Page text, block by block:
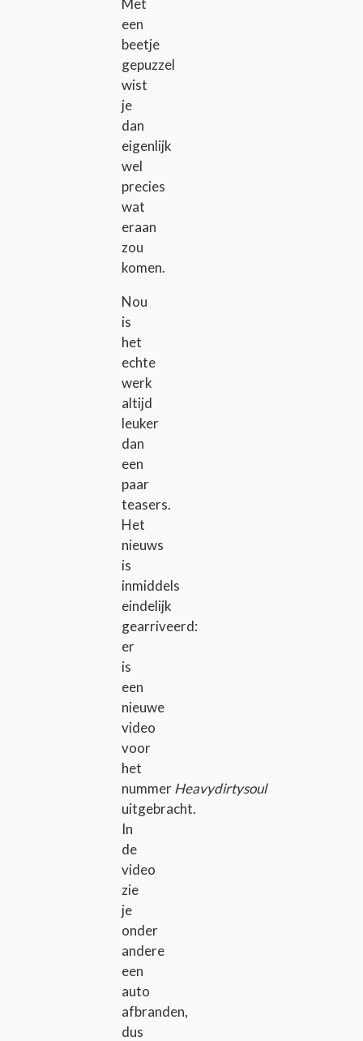
Met
een
beetje
gepuzzel
wist
je
dan
eigenlijk
wel
precies
wat
eraan
zou
komen.
Nou
is
het
echte
werk
altijd
leuker
dan
een
paar
teasers.
Het
nieuws
is
inmiddels
eindelijk
gearriveerd:
er
is
een
nieuwe
video
voor
het
nummerHeavydirtysoul
uitgebracht.
In
de
video
zie
je
onder
andere
een
auto
afbranden,
dus